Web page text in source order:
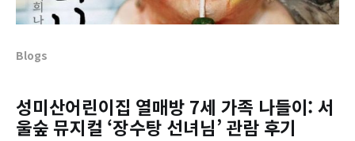
Blogs
성미산어린이집 열매방 7세 가족 나들이: 서
울숲 뮤지컬 ‘장수탕 선녀님’ 관람 후기